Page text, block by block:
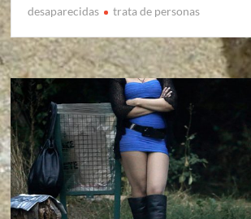
desaparecidas
trata de personas